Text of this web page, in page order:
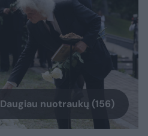
Daugiau nuotraukų (156)